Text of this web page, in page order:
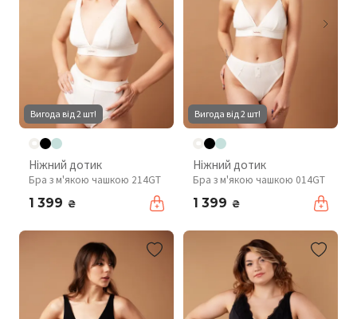
Вигода від 2 шт!
Ніжний дотик
Бра з м'якою чашкою 214GT
1 399 ₴
Вигода від 2 шт!
Ніжний дотик
Бра з м'якою чашкою 014GT
1 399 ₴